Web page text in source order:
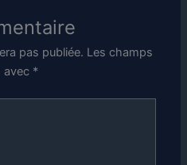
pas publiée. Les champs
avec *